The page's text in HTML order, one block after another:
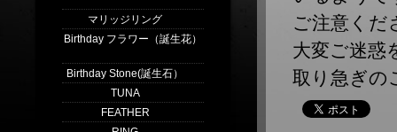
マリッジリング
Birthday フラワー（誕生花）
Birthday Stone(誕生石）
TUNA(5)
FEATHER
ご注意くだ
大変ご迷惑
取り急ぎの